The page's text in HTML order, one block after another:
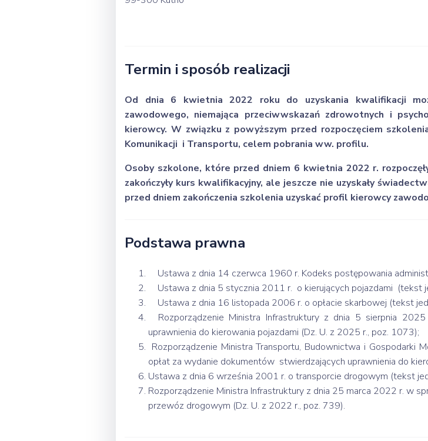
Termin i sposób realizacji
Od dnia 6 kwietnia 2022 roku do uzyskania kwalifikacji
zawodowego, niemająca przeciwwskazań zdrowotnych i
kierowcy. W związku z powyższym przed rozpoczęciem
Komunikacji i Transportu, celem pobrania ww. profilu.
Osoby szkolone, które przed dniem 6 kwietnia 2022 r.
zakończyły kurs kwalifikacyjny, ale jeszcze nie uzyskały
przed dniem zakończenia szkolenia uzyskać profil kierowcy
Podstawa prawna
Ustawa z dnia 14 czerwca 1960 r. Kodeks postępowania
Ustawa z dnia 5 stycznia 2011 r. o kierujących pojazdami (tekst
Ustawa z dnia 16 listopada 2006 r. o opłacie skarbowej (tekst
Rozporządzenie Ministra Infrastruktury z dnia 5 sierpnia
uprawnienia do kierowania pojazdami (Dz. U. z 2025 r., poz. 1073);
Rozporządzenie Ministra Transportu, Budownictwa i
opłat za wydanie dokumentów stwierdzających uprawnienia do
Ustawa z dnia 6 września 2001 r. o transporcie drogowym (tekst
Rozporządzenie Ministra Infrastruktury z dnia 25 marca 2022 r. w
przewóz drogowym (Dz. U. z 2022 r., poz. 739).